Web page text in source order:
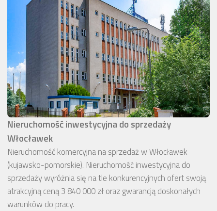
Nieruchomość inwestycyjna do sprzedaży
Włocławek
Nieruchomość komercyjna na sprzedaż w Włocławek
(kujawsko-pomorskie). Nieruchomość inwestycyjna do
sprzedaży wyróżnia się na tle konkurencyjnych ofert swoją
atrakcyjną ceną 3 840 000 zł oraz gwarancją doskonałych
warunków do pracy.